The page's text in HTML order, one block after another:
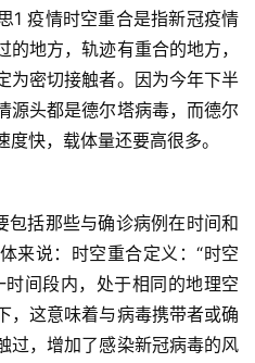
1 疫情时空重合是指新冠疫情
地方，轨迹有重合的地方，
为密切接触者。因为今年下半
源头都是德尔塔病毒，而德尔
快，载体量还要高很多。
包括那些与确诊病例在时间和
来说：时空重合定义：“时空
间段内，处于相同的地理空
，这意味着与病毒携带者或确
过，增加了感染新冠病毒的风